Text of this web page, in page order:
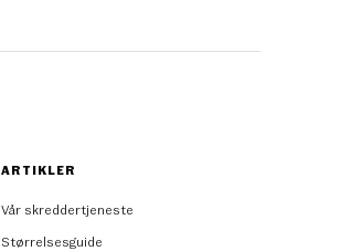
ARTIKLER
Vår skreddertjeneste
Størrelsesguide